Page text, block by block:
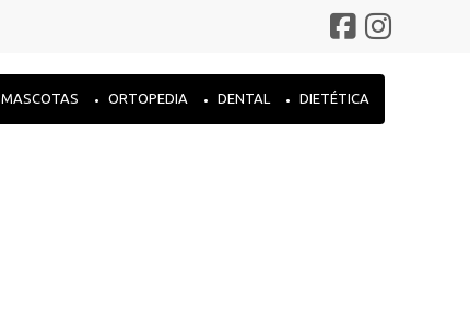
MASCOTAS ORTOPEDIA DENTAL DIETÉTICA